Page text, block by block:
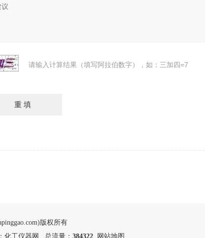
请输入计算结果（填写阿拉伯数字），如：三加四=7
版权所有
化工仪器网 总流量： 384322 网站地图